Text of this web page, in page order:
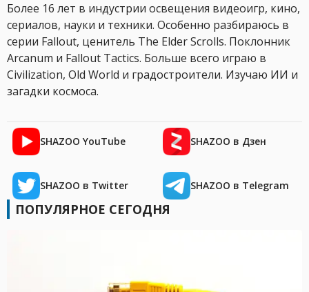
Более 16 лет в индустрии освещения видеоигр, кино,
сериалов, науки и техники. Особенно разбираюсь в
серии Fallout, ценитель The Elder Scrolls. Поклонник
Arcanum и Fallout Tactics. Больше всего играю в
Civilization, Old World и градостроители. Изучаю ИИ и
загадки космоса.
SHAZOO YouTube SHAZOO в Дзен
SHAZOO в Twitter SHAZOO в Telegram
ПОПУЛЯРНОЕ СЕГОДНЯ